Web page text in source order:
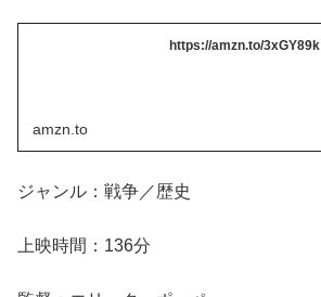
https://amzn.to/3xGY89k
amzn.to
ジャンル：戦争／歴史
上映時間：136分